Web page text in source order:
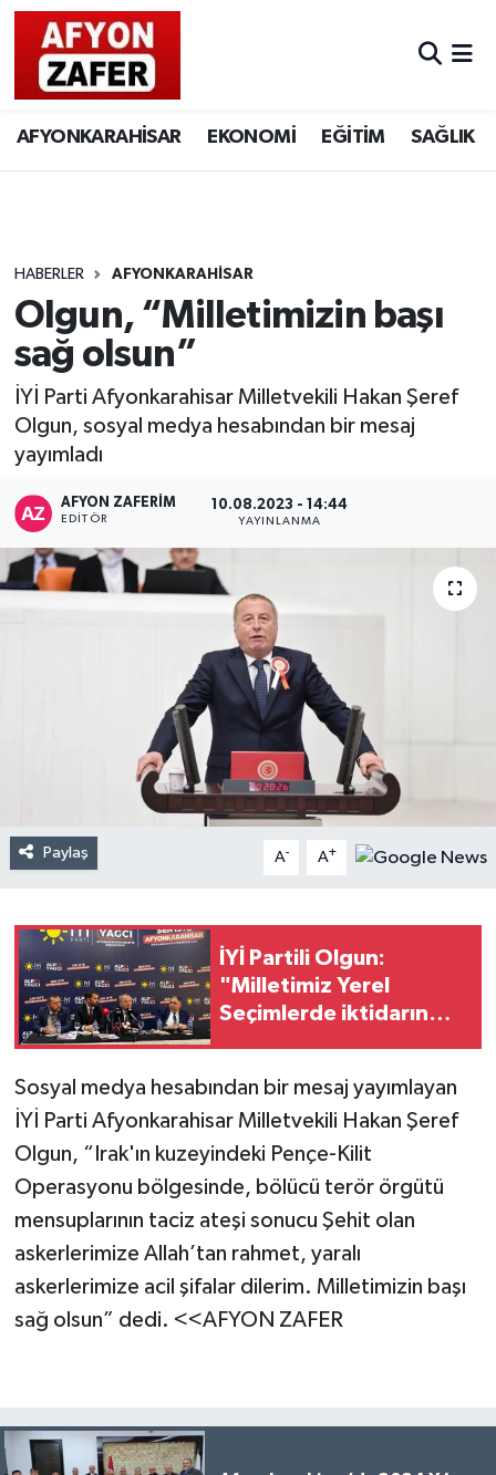
AFYONKARAHİSAR EKONOMİ EĞİTİM SAĞLIK
HABERLER AFYONKARAHİSAR
Olgun, “Milletimizin başı
sağ olsun”
İYİ Parti Afyonkarahisar Milletvekili Hakan Şeref
Olgun, sosyal medya hesabından bir mesaj
yayımladı
AFYON ZAFERİM
EDITÖR
10.08.2023 - 14:44
YAYINLANMA
Paylaş A- A+
İYİ Partili Olgun:
"Milletimiz Yerel
Seçimlerde iktidarın
Sosyal medya hesabından bir mesaj yayımlayan
İYİ Parti Afyonkarahisar Milletvekili Hakan Şeref
Olgun, “Irak'ın kuzeyindeki Pençe-Kilit
Operasyonu bölgesinde, bölücü terör örgütü
mensuplarının taciz ateşi sonucu Şehit olan
askerlerimize Allah’tan rahmet, yaralı
askerlerimize acil şifalar dilerim. Milletimizin başı
sağ olsun” dedi. <<AFYON ZAFER